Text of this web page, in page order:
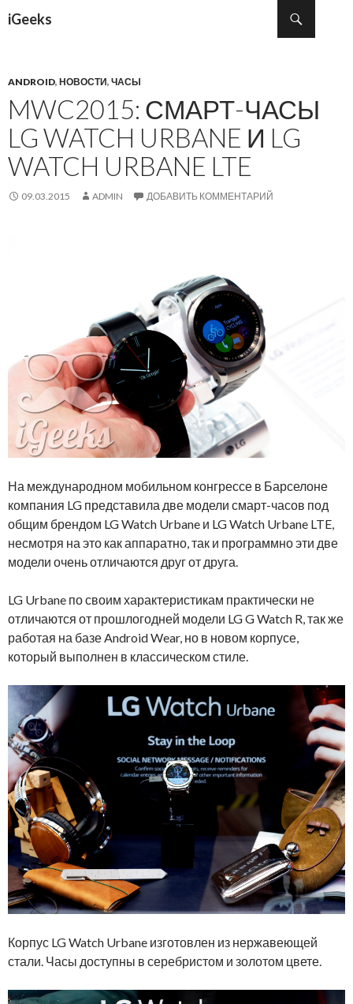
iGeeks
ANDROID, НОВОСТИ, ЧАСЫ
MWC2015: СМАРТ-ЧАСЫ
LG WATCH URBANE И LG
WATCH URBANE LTE
09.03.2015 ADMIN ДОБАВИТЬ КОММЕНТАРИЙ
На международном мобильном конгрессе в Барселоне
компания LG представила две модели смарт-часов под
общим брендом LG Watch Urbane и LG Watch Urbane LTE,
несмотря на это как аппаратно, так и программно эти две
модели очень отличаются друг от друга.
LG Urbane по своим характеристикам практически не
отличаются от прошлогодней модели LG G Watch R, так же
работая на базе Android Wear, но в новом корпусе,
который выполнен в классическом стиле.
Корпус LG Watch Urbane изготовлен из нержавеющей
стали. Часы доступны в серебристом и золотом цвете.